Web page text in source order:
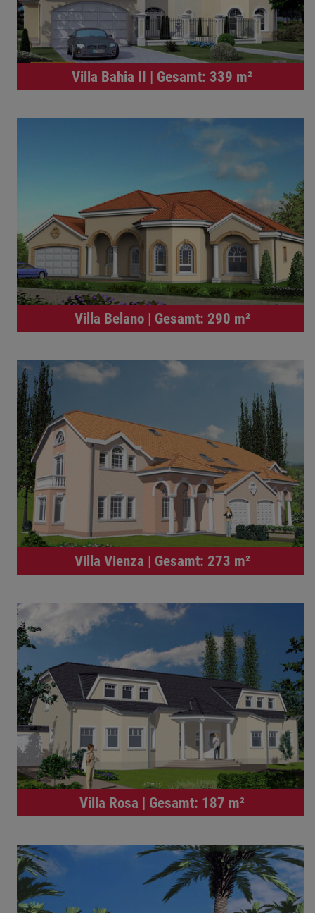
Villa Bahia II | Gesamt: 339 m²
Villa Belano | Gesamt: 290 m²
Villa Vienza | Gesamt: 273 m²
Villa Rosa | Gesamt: 187 m²